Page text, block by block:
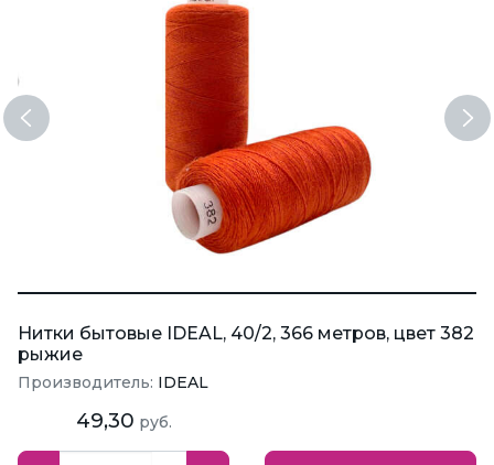
Previous
Нитки бытовые IDEAL, 40/2, 366 метров, цвет 382
рыжие
Производитель: IDEAL
49,30 руб.